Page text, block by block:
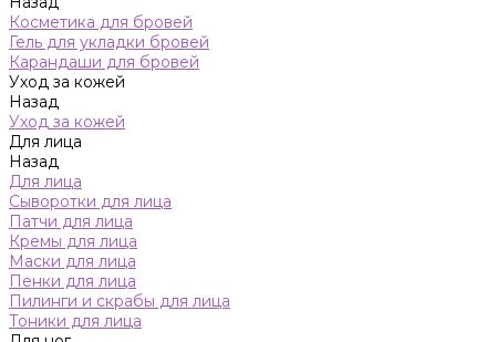
Косметика для бровей
Гель для укладки бровей
Карандаши для бровей
Уход за кожей
Назад
Уход за кожей
Для лица
Назад
Для лица
Сыворотки для лица
Патчи для лица
Кремы для лица
Маски для лица
Пенки для лица
Пилинги и скрабы для лица
Тоники для лица